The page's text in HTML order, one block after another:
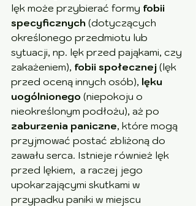
lęk może przybierać formy fobii
specyficznych (dotyczących
określonego przedmiotu lub
sytuacji, np. lęk przed pająkami, czy
zakażeniem), fobii społecznej (lęk
przed oceną innych osób), lęku
uogólnionego (niepokoju o
nieokreślonym podłożu), aż po
zaburzenia paniczne, które mogą
przyjmować postać zbliżoną do
zawału serca. Istnieje również lęk
przed lękiem,  a raczej jego
upokarzającymi skutkami w
przypadku paniki w miejscu